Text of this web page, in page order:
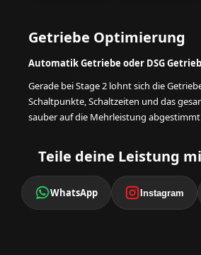
Getriebe Optimierung
Automatik Getriebe oder DSG
Gerade bei Stage 2 lohnt sich die
Schaltpunkte, Schaltzeiten und das
sauber auf die Mehrleistung
Teile deine Leistung
WhatsApp Instagram